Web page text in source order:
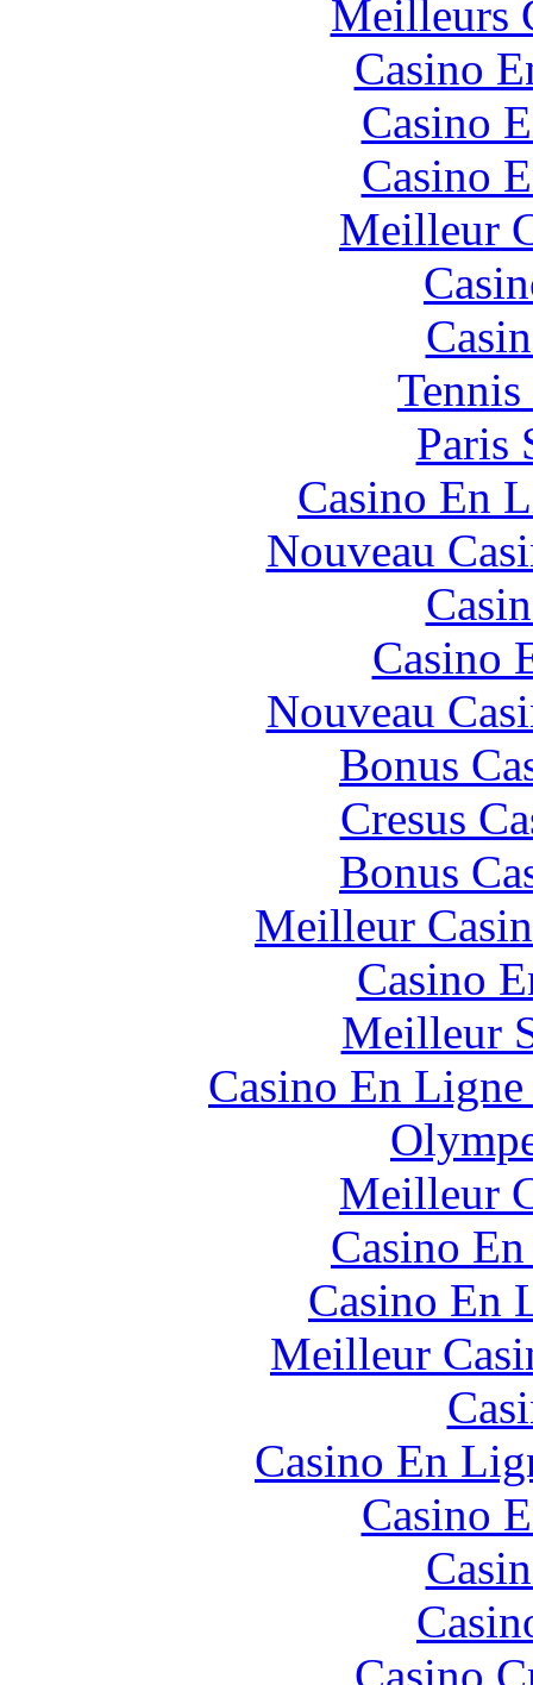
Meilleurs
Casino
Casino
Casino
Meilleur
Paris
Casino En
Nouveau
Casino
Nouveau
Bonus
Cresus
Bonus
Meilleur
Casino
Meilleur
Casino En
Meilleur
Casino
Casino En
Meilleur
Casino En
Casino
Casino